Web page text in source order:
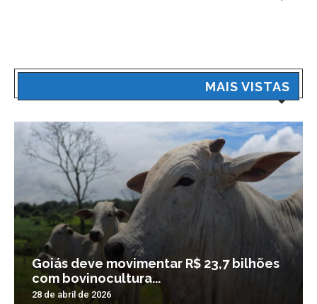
MAIS VISTAS
Goiás deve movimentar R$ 23,7 bilhões
com bovinocultura...
28 de abril de 2026